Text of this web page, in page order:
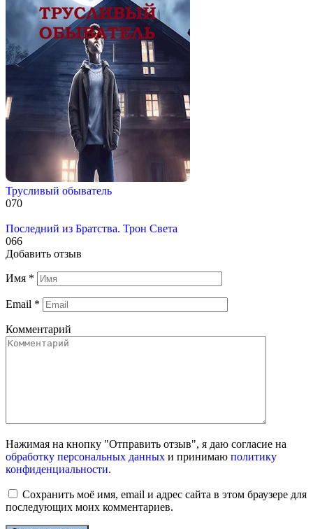
Трусливый обыватель
070
Последний из Братства. Трон Света
066
Добавить отзыв
Имя *
Email *
Комментарий
Нажимая на кнопку "Отправить отзыв", я даю согласие на
обработку персональных данных и принимаю политику
конфиденциальности.
Сохранить моё имя, email и адрес сайта в этом браузере для
последующих моих комментариев.